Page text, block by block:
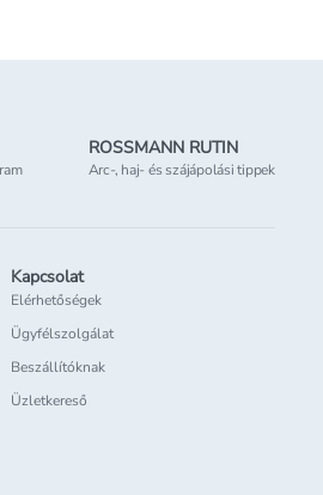
ROSSMANN RUTIN
Arc-, haj- és szájápolási tippek
Kapcsolat
Elérhetőségek
Ügyfélszolgálat
Beszállítóknak
Üzletkereső